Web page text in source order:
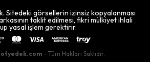
Sitedeki görsellerin izinsiz kopyalanması
taklit edilmesi, fikri mülkiyet ihlali
yasal işlem gerektirir.
- Tüm Hakları Saklıdır.